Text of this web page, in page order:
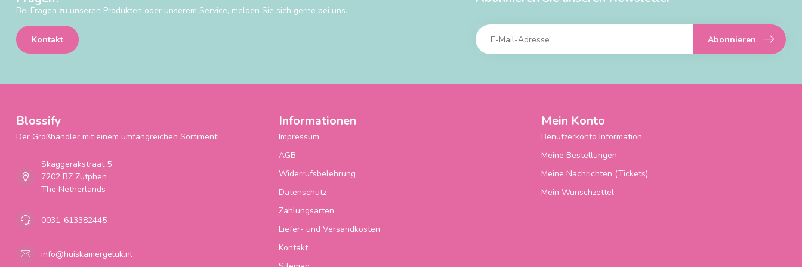
Bei Fragen zu unseren Produkten oder unserem Service, melden Sie sich gerne bei uns.
Kontakt Abonnieren
Blossify
Der Großhändler mit einem umfangreichen Sortiment!
Skaggerakstraat 5
7202 BZ Zutphen
The Netherlands
0031-613382445
info@huiskamergeluk.nl
Informationen
Impressum
AGB
Widerrufsbelehrung
Datenschutz
Zahlungsarten
Liefer- und Versandkosten
Kontakt
Mein Konto
Benutzerkonto Information
Meine Bestellungen
Meine Nachrichten (Tickets)
Mein Wunschzettel